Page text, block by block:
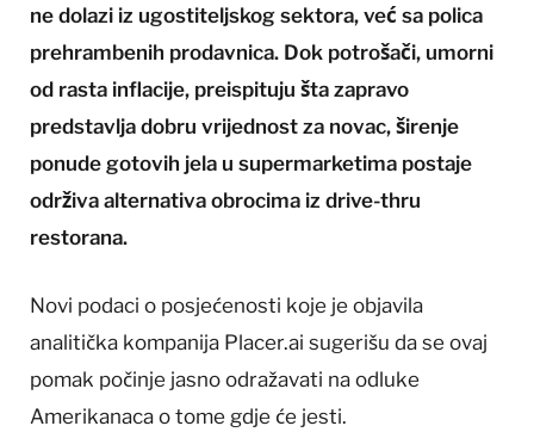
ne dolazi iz ugostiteljskog sektora, već sa polica
prehrambenih prodavnica. Dok potrošači, umorni
od rasta inflacije, preispituju šta zapravo
predstavlja dobru vrijednost za novac, širenje
ponude gotovih jela u supermarketima postaje
održiva alternativa obrocima iz drive-thru
restorana.
Novi podaci o posjećenosti koje je objavila
analitička kompanija Placer.ai sugerišu da se ovaj
pomak počinje jasno odražavati na odluke
Amerikanaca o tome gdje će jesti.